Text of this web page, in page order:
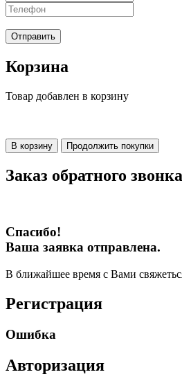
Отправить
Корзина
Товар добавлен в корзину
В корзину Продолжить покупки
Заказ обратного звонка
Спасибо!
Ваша заявка отправлена.
В ближайшее время с Вами
Регистрация
Ошибка
Авторизация